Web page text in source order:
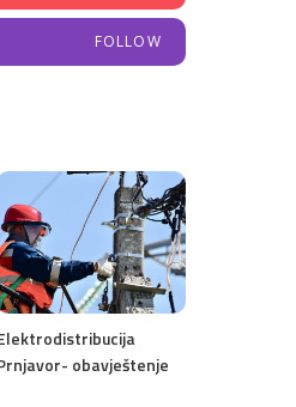
FOLLOW
obavještenje